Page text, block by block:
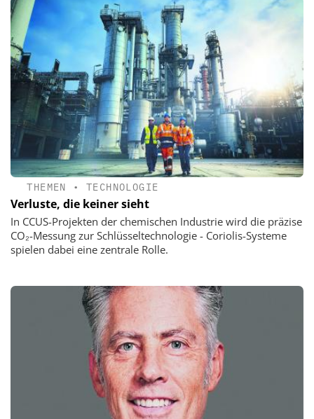
THEMEN •TECHNOLOGIE
Verluste, die keiner sieht
In CCUS-Projekten der chemischen Industrie wird die präzise
CO₂-Messung zur Schlüsseltechnologie - Coriolis-Systeme
spielen dabei eine zentrale Rolle.